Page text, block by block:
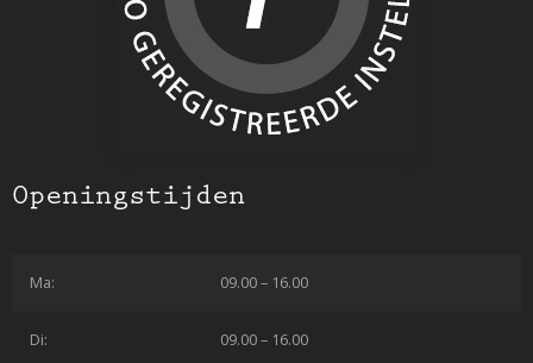
Openingstijden
Ma: 09.00 – 16.00
Di: 09.00 – 16.00